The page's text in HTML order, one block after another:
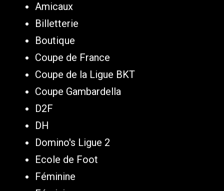
Amicaux
Billetterie
Boutique
Coupe de France
Coupe de la Ligue BKT
Coupe Gambardella
D2F
DH
Domino's Ligue 2
Ecole de Foot
Féminine